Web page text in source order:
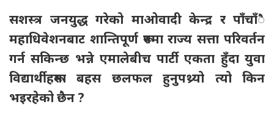
सशस्त्र जनयुद्ध गरेको माओवादी केन्द्र र पाँचाँै
महाधिवेशनबाट शान्तिपूर्ण रूपमा राज्य सत्ता परिवर्तन
गर्न सकिन्छ भन्ने एमालेबीच पार्टी एकता हुँदा युवा
विद्यार्थीहरूमा बहस छलफल हुनुपथ्र्यो त्यो किन
भइरहेको छैन ?